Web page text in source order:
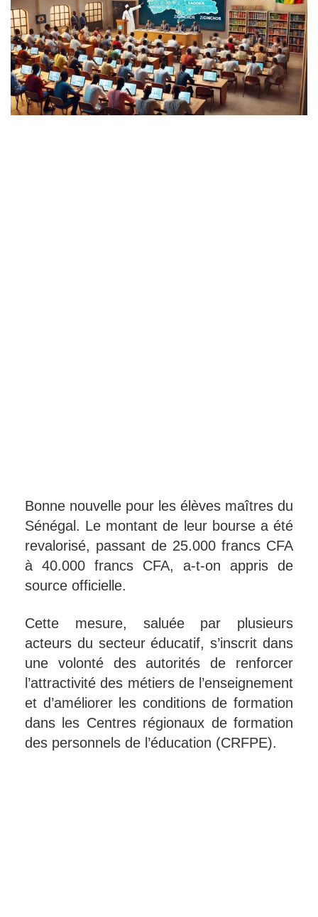
Bonne nouvelle pour les élèves maîtres du
Sénégal. Le montant de leur bourse a été
revalorisé, passant de 25.000 francs CFA
à 40.000 francs CFA, a-t-on appris de
source officielle.
Cette mesure, saluée par plusieurs
acteurs du secteur éducatif, s’inscrit dans
une volonté des autorités de renforcer
l’attractivité des métiers de l’enseignement
et d’améliorer les conditions de formation
dans les Centres régionaux de formation
des personnels de l’éducation (CRFPE).